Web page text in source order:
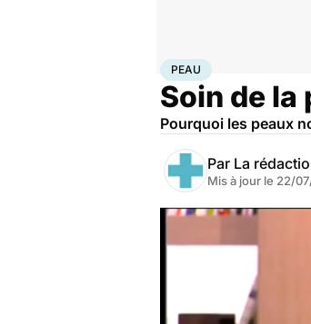
AccueilSanté
PEAU
Soin de
Pourquoi les peaux
Par La
Mis à jour le 22/